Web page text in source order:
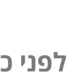
לפני כ